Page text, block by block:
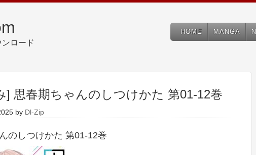
ロード
HOME MANGA
] 思春期ちゃんのしつけかた 第01-12巻
by Dl-Zip
のしつけかた 第01-12巻